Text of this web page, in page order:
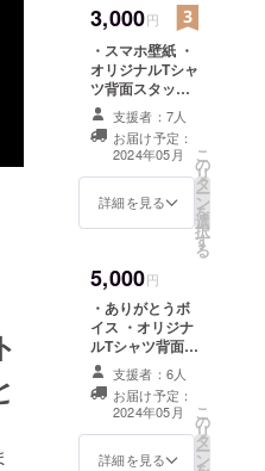
載いただいた
メールアドレス
にお送りいたし
ます。 アドレス
が間違っていて
連絡が取れない
場合は、お届け
ができなくなる
可能性がありま
ださい。
3,000円
・スマホ壁紙 ・
オリジナルTシャ
ツ背面スタッフ
ロール部分に名
前掲載(小) ※１周
年記念イラスト
（雪城梨兎様作
画）を使用しま
す。 ※備考欄にT
ご記入くださ
い。 ※リターン
のご連絡は、記
載いただいた
メールアドレス
にお送りいたし
ます。 アドレス
が間違っていて
連絡が取れない
場合は、お届け
支援者：7人
お届け予定：
2024年05月
詳細を見る
こ
の
リ
タ
ー
ン
を
選
択
す
る
5,000円
・ありがとうボ
イス ・オリジナ
ルTシャツ背面ス
タッフロール部
分に名前掲載
(小) ※備考欄にT
シャツ背面に掲
載するお名前を
【英字表記】で
支援者：6人
お届け予定：
2024年05月
詳細を見る
こ
の
リ
タ
ー
ン